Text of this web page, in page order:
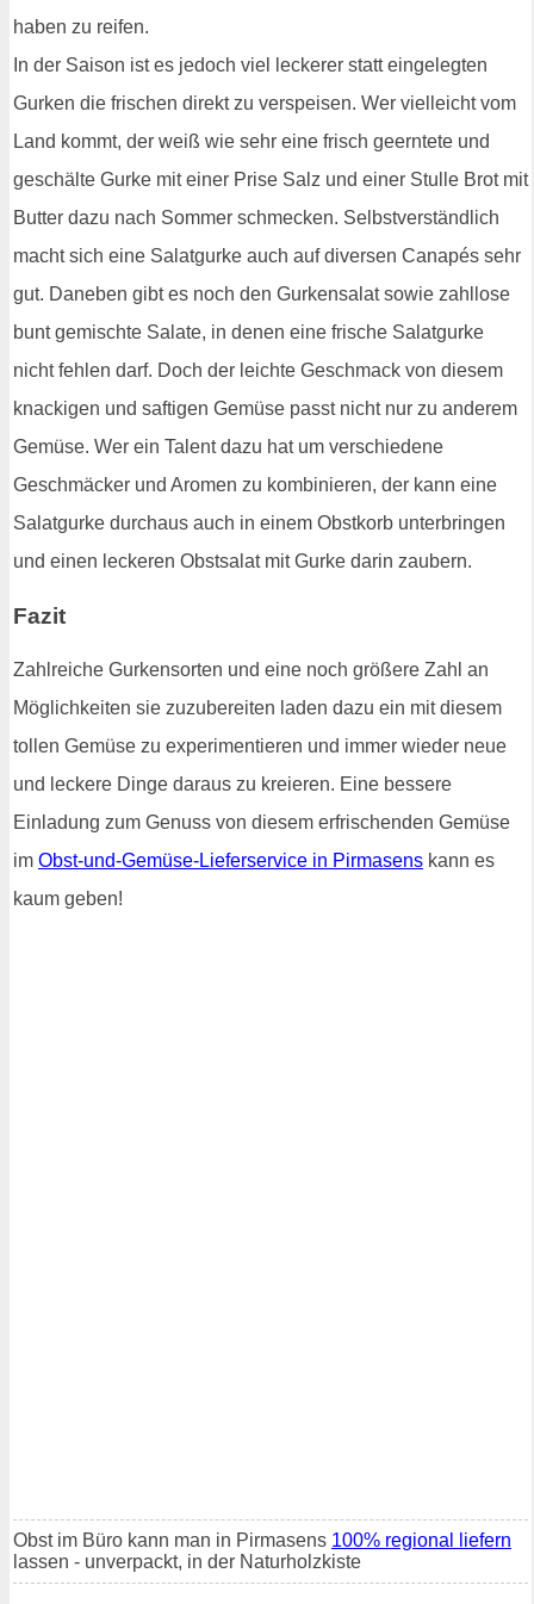
haben zu reifen.
In der Saison ist es jedoch viel leckerer statt eingelegten
Gurken die frischen direkt zu verspeisen. Wer vielleicht vom
Land kommt, der weiß wie sehr eine frisch geerntete und
geschälte Gurke mit einer Prise Salz und einer Stulle Brot mit
Butter dazu nach Sommer schmecken. Selbstverständlich
macht sich eine Salatgurke auch auf diversen Canapés sehr
gut. Daneben gibt es noch den Gurkensalat sowie zahllose
bunt gemischte Salate, in denen eine frische Salatgurke
nicht fehlen darf. Doch der leichte Geschmack von diesem
knackigen und saftigen Gemüse passt nicht nur zu anderem
Gemüse. Wer ein Talent dazu hat um verschiedene
Geschmäcker und Aromen zu kombinieren, der kann eine
Salatgurke durchaus auch in einem Obstkorb unterbringen
und einen leckeren Obstsalat mit Gurke darin zaubern.
Fazit
Zahlreiche Gurkensorten und eine noch größere Zahl an
Möglichkeiten sie zuzubereiten laden dazu ein mit diesem
tollen Gemüse zu experimentieren und immer wieder neue
und leckere Dinge daraus zu kreieren. Eine bessere
Einladung zum Genuss von diesem erfrischenden Gemüse
im Obst-und-Gemüse-Lieferservice in Pirmasens kann es
kaum geben!
Obst im Büro kann man in Pirmasens 100% regional liefern
lassen - unverpackt, in der Naturholzkiste